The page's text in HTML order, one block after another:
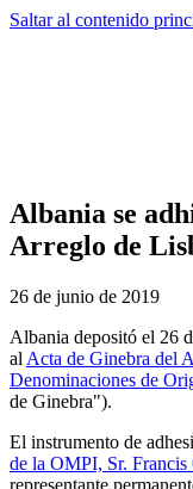
Saltar al contenido
Albania se
Arreglo de
26 de junio de 2019
Albania depositó el 26
al Acta de Ginebra del
Denominaciones de
de Ginebra").
El instrumento de
de la OMPI, Sr. Francis
representante